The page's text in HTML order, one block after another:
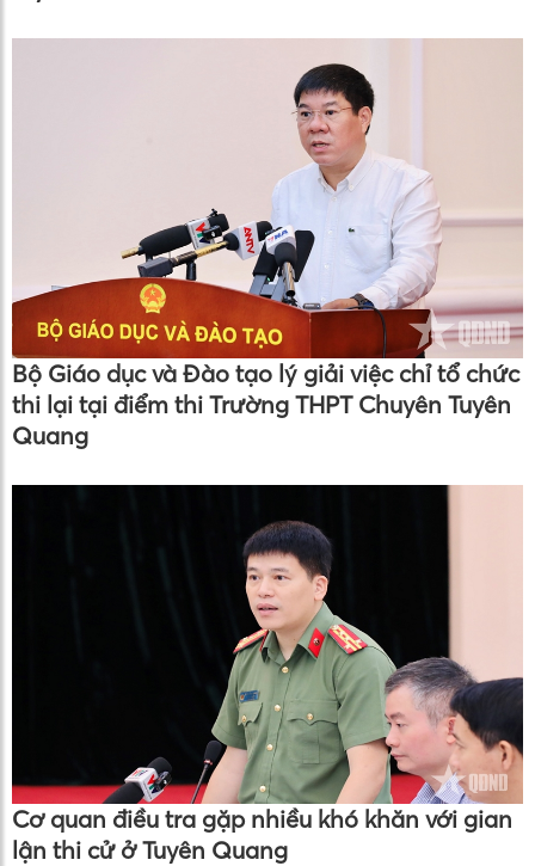
Bộ Giáo dục và Đào tạo lý giải việc chỉ tổ chức
thi lại tại điểm thi Trường THPT Chuyên Tuyên
Quang
Cơ quan điều tra gặp nhiều khó khăn với gian
lận thi cử ở Tuyên Quang